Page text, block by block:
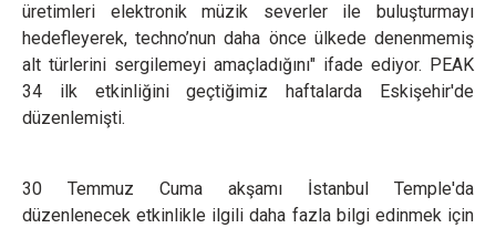
üretimleri elektronik müzik severler ile buluşturmayı
hedefleyerek, techno’nun daha önce ülkede denenmemiş
alt türlerini sergilemeyi amaçladığını" ifade ediyor. PEAK
34 ilk etkinliğini geçtiğimiz haftalarda Eskişehir'de
düzenlemişti.
30 Temmuz Cuma akşamı İstanbul Temple'da
düzenlenecek etkinlikle ilgili daha fazla bilgi edinmek için